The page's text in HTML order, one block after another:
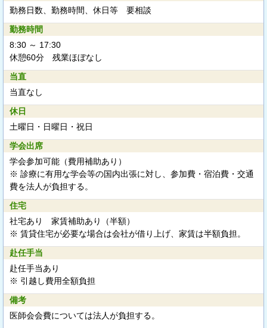
勤務日数、勤務時間、休日等 要相談
勤務時間
8:30 ～ 17:30
休憩60分 残業ほぼなし
当直
当直なし
休日
土曜日・日曜日・祝日
学会出席
学会参加可能（費用補助あり）
※ 診療に有用な学会等の国内出張に対し、参加費・宿泊費・交通
費を法人が負担する。
住宅
社宅あり 家賃補助あり（半額）
※ 賃貸住宅が必要な場合は会社が借り上げ、家賃は半額負担。
赴任手当
赴任手当あり
※ 引越し費用全額負担
備考
医師会会費については法人が負担する。